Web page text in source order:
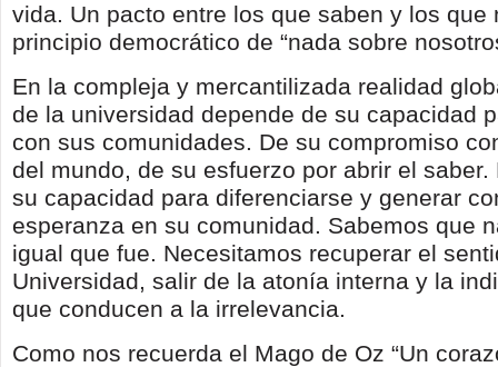
vida. Un pacto entre los que saben y los que
principio democrático de “nada sobre
En la compleja y mercantilizada realidad
de la universidad depende de su capacidad
con sus comunidades. De su compromiso
del mundo, de su esfuerzo por abrir el
su capacidad para diferenciarse y generar
esperanza en su comunidad. Sabemos que
igual que fue. Necesitamos recuperar el
Universidad, salir de la atonía interna y la
que conducen a la irrelevancia.
Como nos recuerda el Mago de Oz “Un